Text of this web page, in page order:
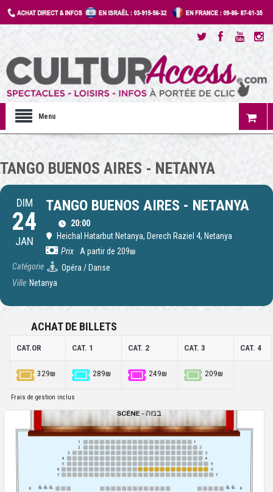
Menu
TANGO BUENOS AIRES - NETANYA
DIM
24
JAN
TANGO BUENOS AIRES - NETANYA
20:00
Heichal Hatarbut Netanya, Derech Raziel 4, Netanya
Prix
A partir de 209₪
Catégorie
Opéra / Danse
Ville Netanya
ACHAT DE BILLETS
CAT.OR CAT. 1 CAT. 2 CAT. 3 CAT. 4
329₪ 289₪ 249₪ 209₪
Frais de gestion inclus